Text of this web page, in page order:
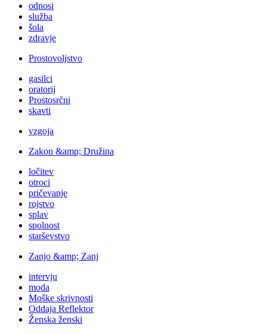
odnosi
služba
šola
zdravje
Prostovoljstvo
gasilci
oratorij
Prostosrčni
skavti
vzgoja
Zakon &amp; Družina
ločitev
otroci
pričevanje
rojstvo
splav
spolnost
starševstvo
Zanjo &amp; Zanj
intervju
moda
Moške skrivnosti
Oddaja Reflektor
Ženska ženski